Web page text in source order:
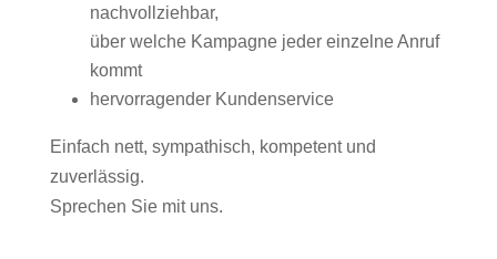
nachvollziehbar,
über welche Kampagne jeder einzelne Anruf
kommt
hervorragender Kundenservice
Einfach nett, sympathisch, kompetent und
zuverlässig.
Sprechen Sie mit uns.